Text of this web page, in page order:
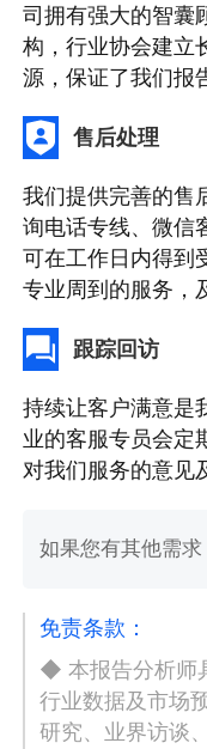
司拥有强大的智囊
构，行业协会建立
源，保证了我们报
售后处理
我们提供完善的售
询电话专线、微信
可在工作日内得到
专业周到的服务，
跟踪回访
持续让客户满意是
业的客服专员会定
对我们服务的意见
如果您有其他需
免责条款：
◆ 本报告分析师
行业数据及市场
研究、业界访谈